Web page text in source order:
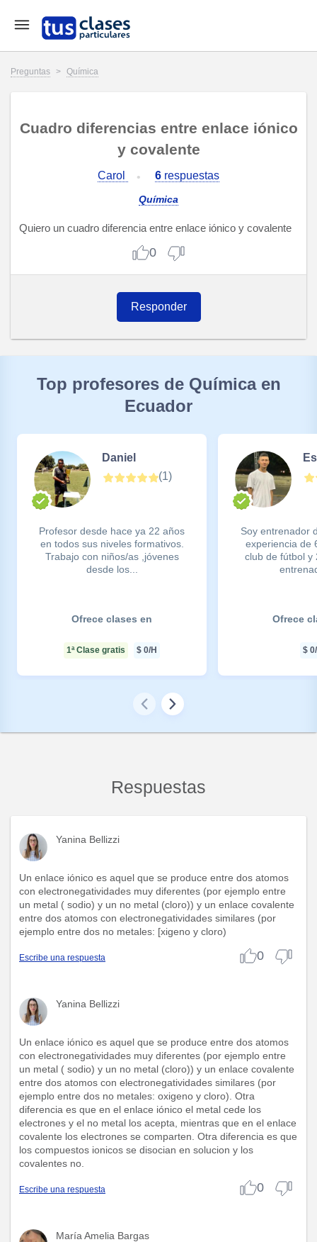
Preguntas > Química
Cuadro diferencias entre enlace iónico
y covalente
Carol 6 respuestas
Química
Quiero un cuadro diferencia entre enlace iónico y covalente
0
Responder
Top profesores de Química en
Ecuador
Daniel
(1)
Profesor desde hace ya 22 años
en todos sus niveles formativos.
Trabajo con niños/as ,jóvenes
desde los...
Ofrece clases en
1ª Clase gratis $ 0/H
Soy entrenador
experiencia de
club de fútbol y
Ofrece
$ 0
Respuestas
Yanina Bellizzi
Un enlace iónico es aquel que se produce entre dos atomos
con electronegatividades muy diferentes (por ejemplo entre
un metal ( sodio) y un no metal (cloro)) y un enlace covalente
entre dos atomos con electronegatividades similares (por
ejemplo entre dos no metales: [xigeno y cloro)
Escribe una respuesta 0
Yanina Bellizzi
Un enlace iónico es aquel que se produce entre dos atomos
con electronegatividades muy diferentes (por ejemplo entre
un metal ( sodio) y un no metal (cloro)) y un enlace covalente
entre dos atomos con electronegatividades similares (por
ejemplo entre dos no metales: oxigeno y cloro). Otra
diferencia es que en el enlace iónico el metal cede los
electrones y el no metal los acepta, mientras que en el enlace
covalente los electrones se comparten. Otra diferencia es que
los compuestos ionicos se disocian en solucion y los
covalentes no.
Escribe una respuesta 0
María Amelia Bargas